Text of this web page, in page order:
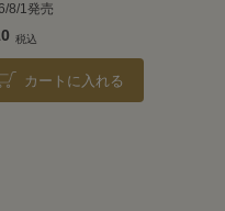
8/1発売
カートに入れる